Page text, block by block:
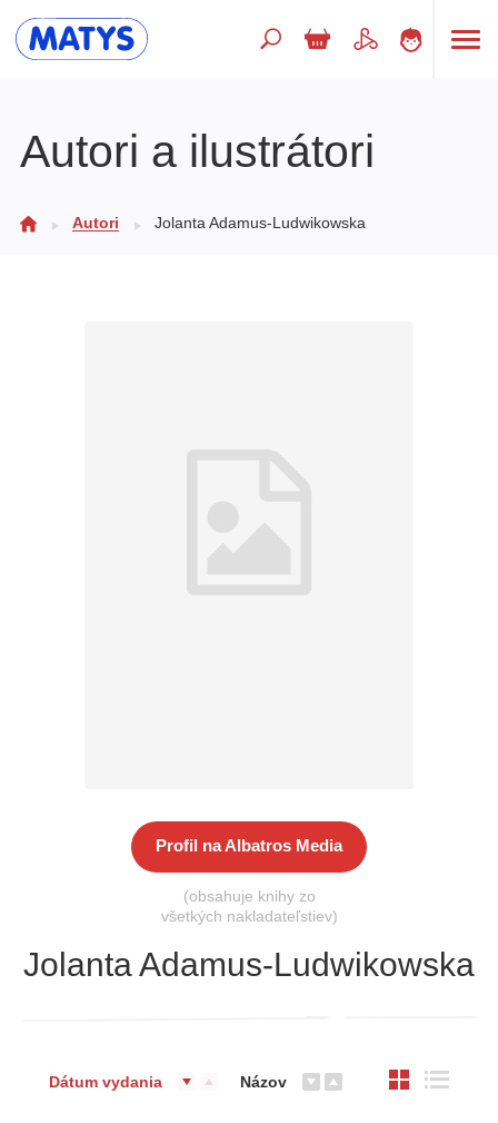
Doplnkový sortiment
Všetky kategórie
Autori a ilustrátori
Autori Jolanta Adamus-Ludwikowska
Profil na Albatros Media
(obsahuje knihy zo
všetkých nakladateľstiev)
Jolanta Adamus-Ludwikowska
Dátum vydania Názov